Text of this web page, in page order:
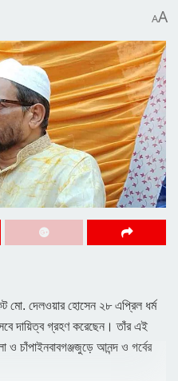
AA
মো. দেলওয়ার হোসেন ২৮ এপ্রিল ধর্ম
দায়িত্ব গ্রহণ করেছেন। তাঁর এই
ও চাঁপাইনবাবগঞ্জজুড়ে আনন্দ ও গর্বের